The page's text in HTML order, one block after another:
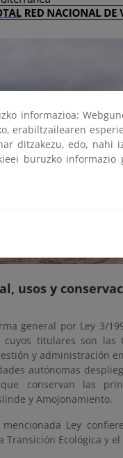
usos y
general por Ley 3/
titulares son las
y administración
autónomas
conservan las
y Amojonamiento.
Ley
Transición Ecológica y
informazioa:
erabiltzailearen
ditzakezu, edo, nahi
buruzko